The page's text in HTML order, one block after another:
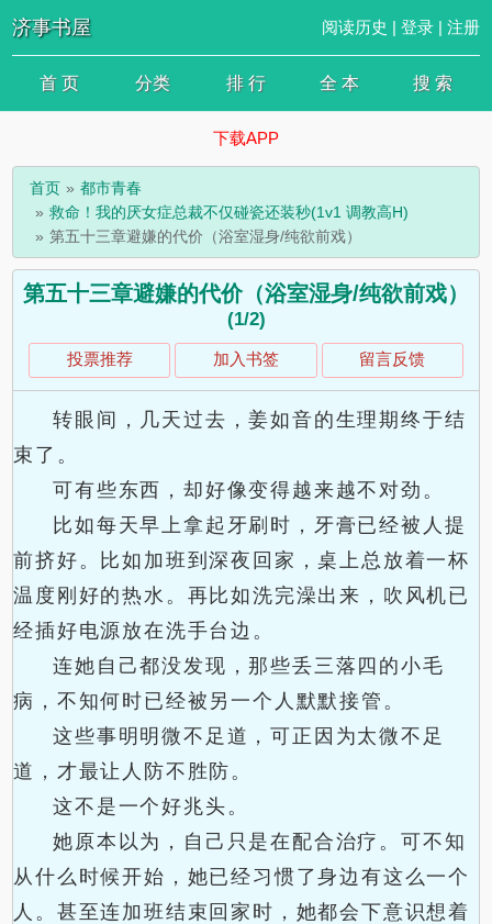
济事书屋 阅读历史 | 登录| 注册
首 页 分类 排 行 全 本 搜 索
下载APP
首页
都市青春
救命！我的厌女症总裁不仅碰瓷还装秒(1v1 调教高H)
第五十三章避嫌的代价（浴室湿身/纯欲前戏）
第五十三章避嫌的代价（浴室湿身/纯欲前戏）
(1/2)
投票推荐 加入书签 留言反馈
转眼间，几天过去，姜如音的生理期终于结
束了。
可有些东西，却好像变得越来越不对劲。
比如每天早上拿起牙刷时，牙膏已经被人提
前挤好。比如加班到深夜回家，桌上总放着一杯
温度刚好的热水。再比如洗完澡出来，吹风机已
经插好电源放在洗手台边。
连她自己都没发现，那些丢三落四的小毛
病，不知何时已经被另一个人默默接管。
这些事明明微不足道，可正因为太微不足
道，才最让人防不胜防。
这不是一个好兆头。
她原本以为，自己只是在配合治疗。可不知
从什么时候开始，她已经习惯了身边有这么一个
人。甚至连加班结束回家时，她都会下意识想着